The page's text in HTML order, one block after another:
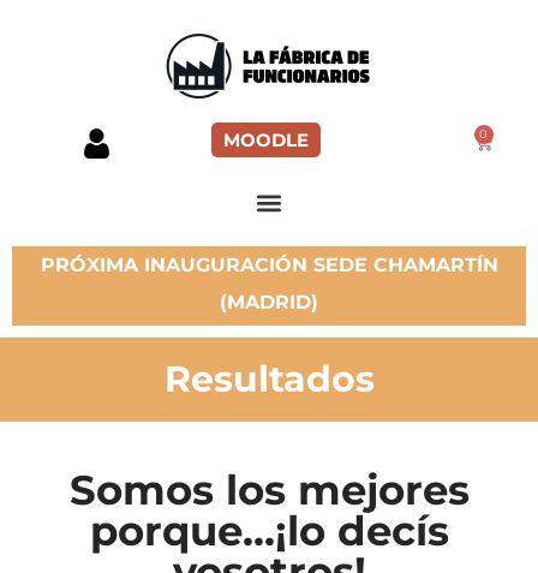
MOODLE 0
PRÓXIMA INAUGURACIÓN SEDE CHAMARTÍN
(MADRID)
Resultados
Somos los mejores
porque...¡lo decís